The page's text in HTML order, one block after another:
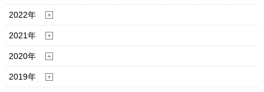
2022年
2021年
2020年
2019年